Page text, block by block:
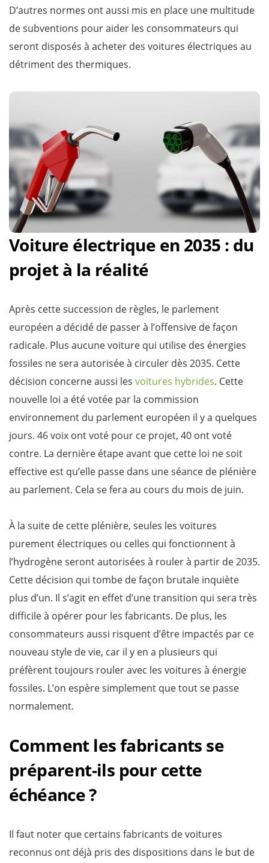
D’autres normes ont aussi mis en place une multitude
de subventions pour aider les consommateurs qui
seront disposés à acheter des voitures électriques au
détriment des thermiques.
Voiture électrique en 2035 : du
projet à la réalité
Après cette succession de règles, le parlement
européen a décidé de passer à l’offensive de façon
radicale. Plus aucune voiture qui utilise des énergies
fossiles ne sera autorisée à circuler dès 2035. Cette
décision concerne aussi les voitures hybrides. Cette
nouvelle loi a été votée par la commission
environnement du parlement européen il y a quelques
jours. 46 voix ont voté pour ce projet, 40 ont voté
contre. La dernière étape avant que cette loi ne soit
effective est qu’elle passe dans une séance de plénière
au parlement. Cela se fera au cours du mois de juin.
À la suite de cette plénière, seules les voitures
purement électriques ou celles qui fonctionnent à
l’hydrogène seront autorisées à rouler à partir de 2035.
Cette décision qui tombe de façon brutale inquiète
plus d’un. Il s’agit en effet d’une transition qui sera très
difficile à opérer pour les fabricants. De plus, les
consommateurs aussi risquent d’être impactés par ce
nouveau style de vie, car il y en a plusieurs qui
préfèrent toujours rouler avec les voitures à énergie
fossiles. L’on espère simplement que tout se passe
normalement.
Comment les fabricants se
préparent-ils pour cette
échéance ?
Il faut noter que certains fabricants de voitures
reconnus ont déjà pris des dispositions dans le but de